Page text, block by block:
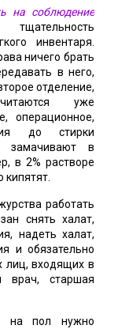
на соблюдение
инвентаря.
ничего брать
в него,
отделение,
уже
операционное,
до стирки
замачивают в
в 2% растворе
кипятят.
работать
снять халат,
надеть халат,
и обязательно
лиц, входящих в
врач, старшая
на пол нужно